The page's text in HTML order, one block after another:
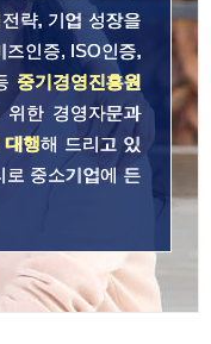
략, 기업 성장을
즈인증, ISO인증,
중기경영진흥원
위한 경영자문과
대행해 드리고 있
로 중소기업에 든